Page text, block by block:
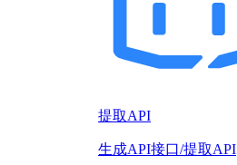
提取API
生成API接口/提取API